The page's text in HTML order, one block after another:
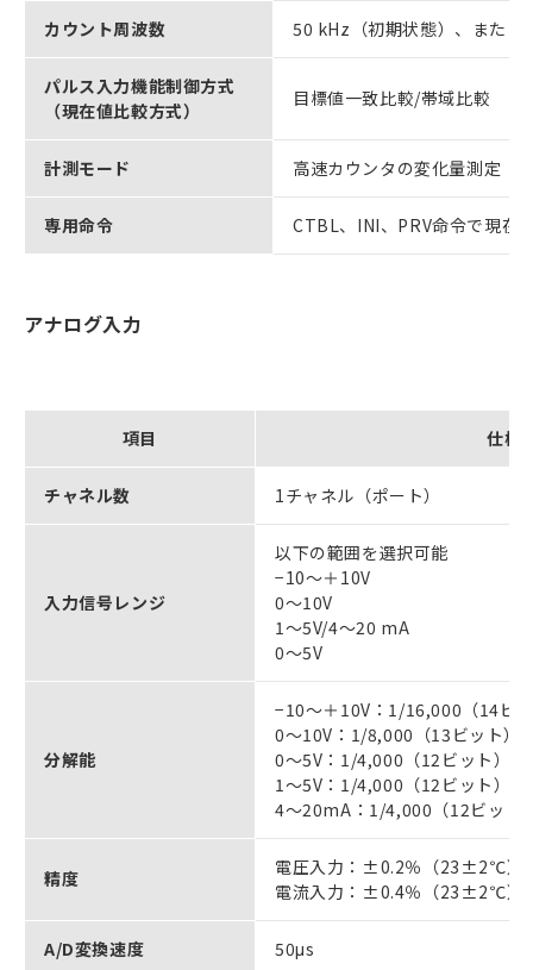
カウント周波数 50 kHz（初期状態）、または
パルス入力機能制御方式
（現在値比較方式）
目標値一致比較/帯域比較
計測モード 高速カウンタの変化量測定（
専用命令 CTBL、INI、PRV命令で現在
アナログ入力
項目 仕様
チャネル数 1チャネル（ポート）
入力信号レンジ
以下の範囲を選択可能
−10～＋10V
0～10V
1～5V/4～20 mA
0～5V
分解能
−10～＋10V：1/16,000（14ビ
0～10V：1/8,000（13ビット）
0～5V：1/4,000（12ビット）
1～5V：1/4,000（12ビット）
4～20mA：1/4,000（12ビット
精度
電圧入力：±0.2％（23±2℃）
電流入力：±0.4％（23±2℃）
A/D変換速度 50μs